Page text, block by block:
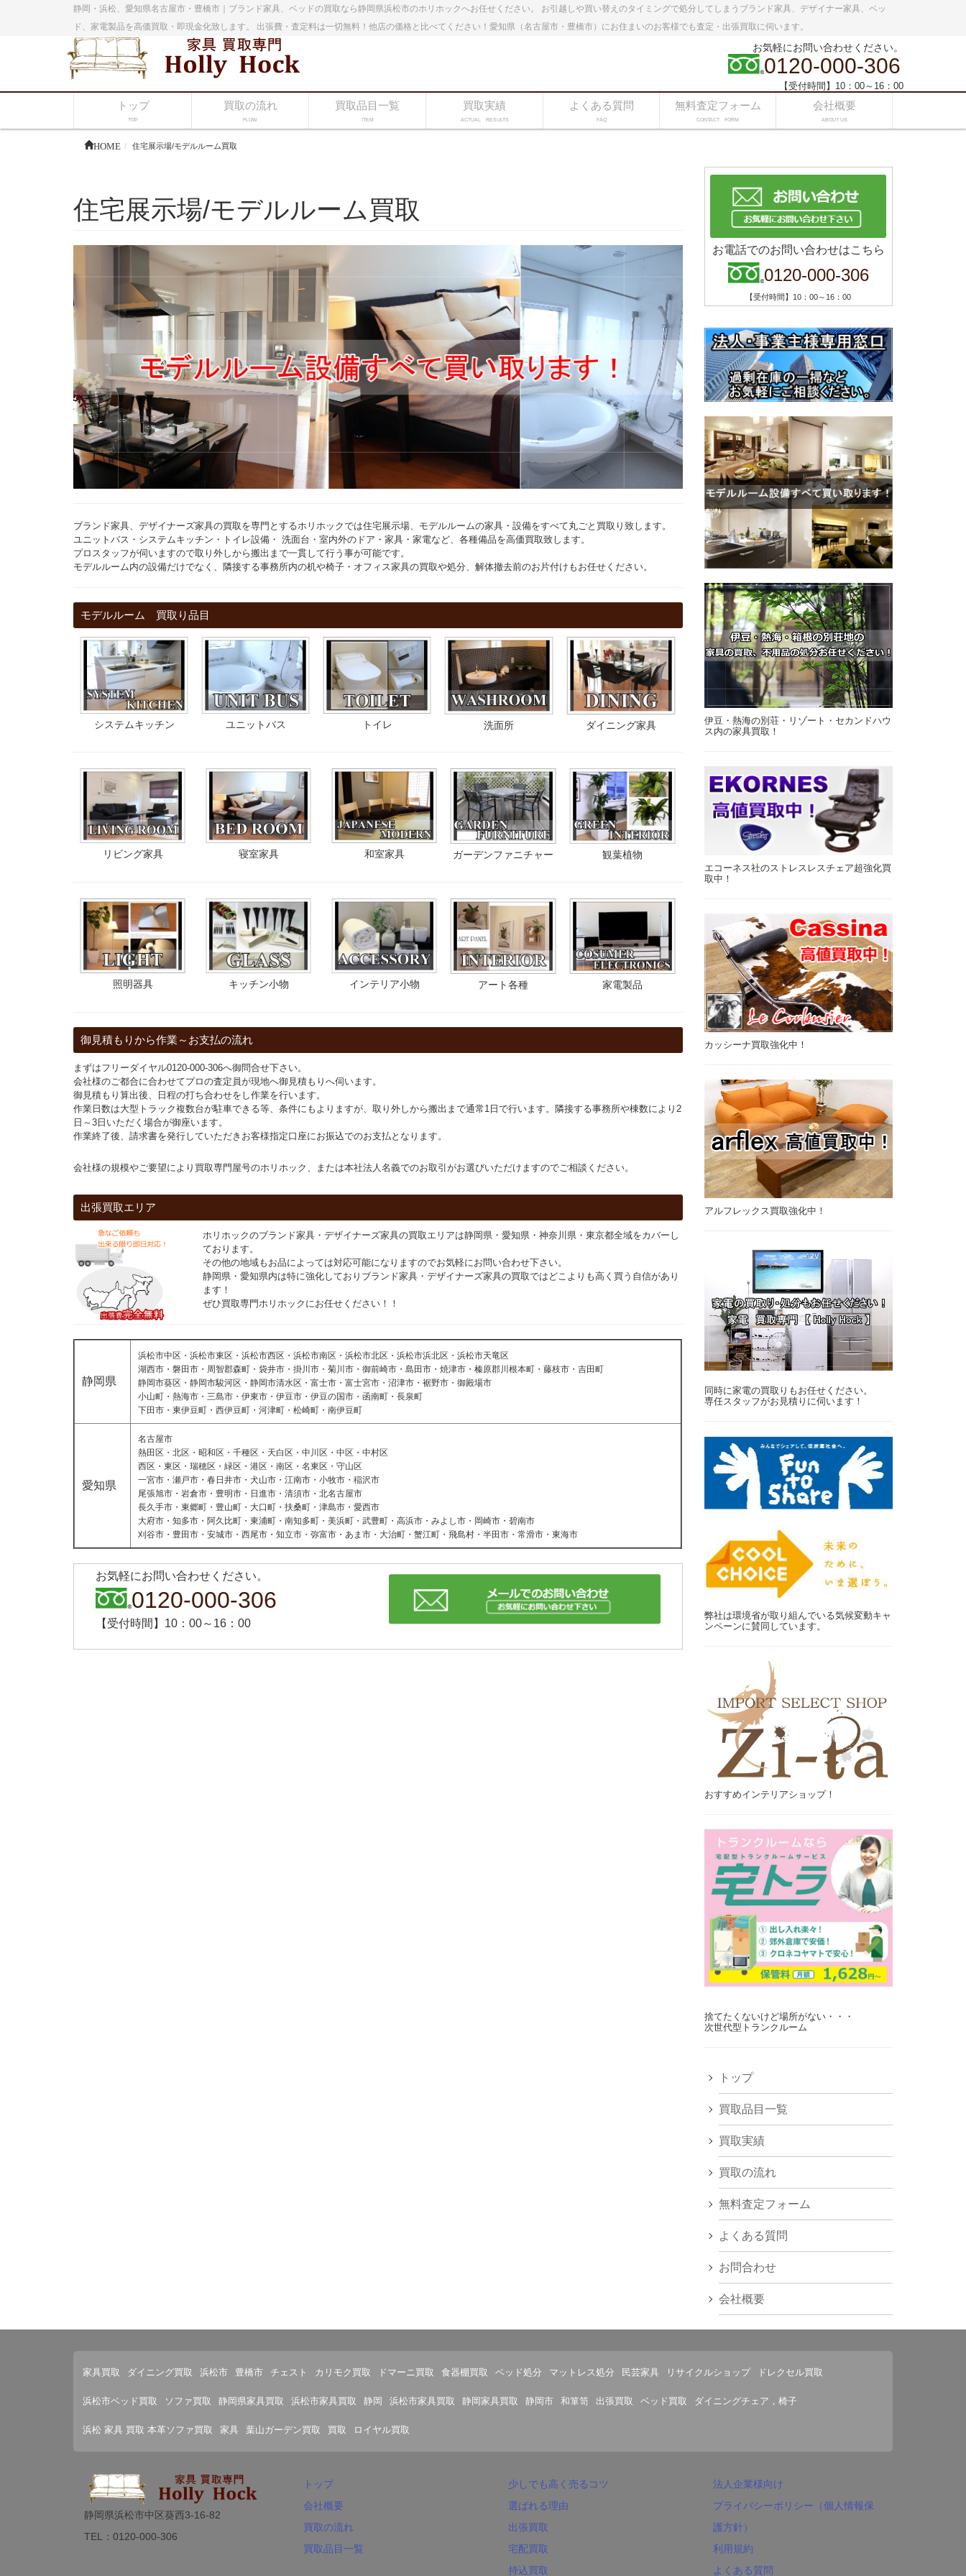
静岡・浜松、愛知県名古屋市・豊橋市｜ブランド家具、ベッドの買取なら静岡県浜松市のホリホックへお任せください。 お引越しや買い替えのタイミングで処分してしまうブランド家具、デザイナー家具、ベッ
ド、家電製品を高価買取・即現金化致します。 出張費・査定料は一切無料！他店の価格と比べてください！愛知県（名古屋市・豊橋市）にお住まいのお客様でも査定・出張買取に伺います。
お気軽にお問い合わせください。
0120-000-306
【受付時間】10：00～16：00
トップ
TOP
買取の流れ
FLOW
買取品目一覧
ITEM
買取実績
ACTUAL RESULTS
よくある質問
FAQ
無料査定フォーム
CONTACT FORM
会社概要
ABOUT US
HOME 住宅展示場/モデルルーム買取
住宅展示場/モデルルーム買取
ブランド家具、デザイナーズ家具の買取を専門とするホリホックでは住宅展示場、モデルルームの家具・設備をすべて丸ごと買取り致します。
ユニットバス・システムキッチン・トイレ設備・ 洗面台・室内外のドア・家具・家電など、各種備品を高価買取致します。
プロスタッフが伺いますので取り外しから搬出まで一貫して行う事が可能です。
モデルルーム内の設備だけでなく、隣接する事務所内の机や椅子・オフィス家具の買取や処分、解体撤去前のお片付けもお任せください。
モデルルーム 買取り品目
システムキッチン ユニットバス トイレ 洗面所 ダイニング家具
リビング家具 寝室家具 和室家具 ガーデンファニチャー 観葉植物
照明器具 キッチン小物 インテリア小物 アート各種 家電製品
御見積もりから作業～お支払の流れ
まずはフリーダイヤル0120-000-306へ御問合せ下さい。
会社様のご都合に合わせてプロの査定員が現地へ御見積もりへ伺います。
御見積もり算出後、日程の打ち合わせをし作業を行います。
作業日数は大型トラック複数台が駐車できる等、条件にもよりますが、取り外しから搬出まで通常1日で行います。隣接する事務所や棟数により2
日～3日いただく場合が御座います。
作業終了後、請求書を発行していただきお客様指定口座にお振込でのお支払となります。
会社様の規模やご要望により買取専門屋号のホリホック、または本社法人名義でのお取引がお選びいただけますのでご相談ください。
出張買取エリア
ホリホックのブランド家具・デザイナーズ家具の買取エリアは静岡県・愛知県・神奈川県・東京都全域をカバーし
ております。
その他の地域もお品によっては対応可能になりますのでお気軽にお問い合わせ下さい。
静岡県・愛知県内は特に強化しておりブランド家具・デザイナーズ家具の買取ではどこよりも高く買う自信があり
ます！
ぜひ買取専門ホリホックにお任せください！！
静岡県
浜松市中区・浜松市東区・浜松市西区・浜松市南区・浜松市北区・浜松市浜北区・浜松市天竜区
湖西市・磐田市・周智郡森町・袋井市・掛川市・菊川市・御前崎市・島田市・焼津市・榛原郡川根本町・藤枝市・吉田町
静岡市葵区・静岡市駿河区・静岡市清水区・富士市・富士宮市・沼津市・裾野市・御殿場市
小山町・熱海市・三島市・伊東市・伊豆市・伊豆の国市・函南町・長泉町
下田市・東伊豆町・西伊豆町・河津町・松崎町・南伊豆町
愛知県
名古屋市
熱田区・北区・昭和区・千種区・天白区・中川区・中区・中村区
西区・東区・瑞穂区・緑区・港区・南区・名東区・守山区
一宮市・瀬戸市・春日井市・犬山市・江南市・小牧市・稲沢市
尾張旭市・岩倉市・豊明市・日進市・清須市・北名古屋市
長久手市・東郷町・豊山町・大口町・扶桑町・津島市・愛西市
大府市・知多市・阿久比町・東浦町・南知多町・美浜町・武豊町・高浜市・みよし市・岡崎市・碧南市
刈谷市・豊田市・安城市・西尾市・知立市・弥富市・あま市・大治町・蟹江町・飛島村・半田市・常滑市・東海市
お気軽にお問い合わせください。
0120-000-306
【受付時間】10：00～16：00
お電話でのお問い合わせはこちら
0120-000-306
【受付時間】10：00～16：00
伊豆・熱海の別荘・リゾート・セカンドハウ
ス内の家具買取！
エコーネス社のストレスレスチェア超強化買
取中！
カッシーナ買取強化中！
アルフレックス買取強化中！
同時に家電の買取りもお任せください。
専任スタッフがお見積りに伺います！
弊社は環境省が取り組んでいる気候変動キャ
ンペーンに賛同しています。
おすすめインテリアショップ！
捨てたくないけど場所がない・・・
次世代型トランクルーム
トップ
買取品目一覧
買取実績
買取の流れ
無料査定フォーム
よくある質問
お問合わせ
会社概要
家具買取 ダイニング買取 浜松市 豊橋市 チェスト カリモク買取 ドマーニ買取 食器棚買取 ベッド処分 マットレス処分 民芸家具 リサイクルショップ ドレクセル買取
浜松市ベッド買取 ソファ買取 静岡県家具買取 浜松市家具買取 静岡 浜松市家具買取 静岡家具買取 静岡市 和箪笥 出張買取 ベッド買取 ダイニングチェア，椅子
浜松 家具 買取 本革ソファ買取 家具 葉山ガーデン買取 買取 ロイヤル買取
静岡県浜松市中区葵西3-16-82
TEL：0120-000-306
トップ
会社概要
買取の流れ
買取品目一覧
少しでも高く売るコツ
選ばれる理由
出張買取
宅配買取
持込買取
法人企業様向け
プライバシーポリシー（個人情報保
護方針）
利用規約
よくある質問